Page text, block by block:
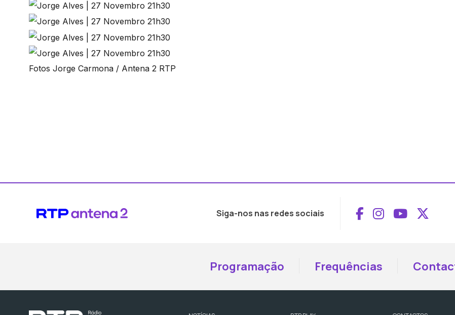
Fotos Jorge Carmona / Antena 2 RTP
Siga-nos nas redes sociais Aceder ao
Aceder ao
Aceder
Programação Frequências